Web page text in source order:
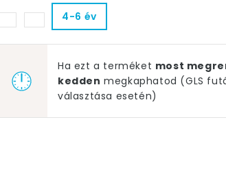
4-6 év
Ha ezt a terméket most
kedden megkaphatod (GLS
választása esetén)